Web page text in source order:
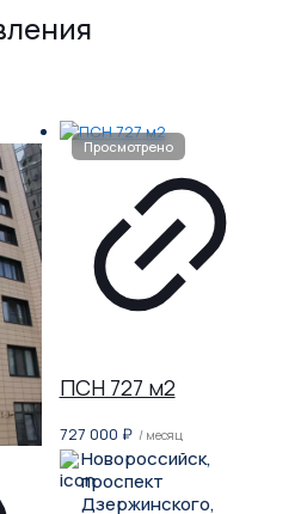
ПСН 727 м2
727 000 ₽ / месяц
Новороссийск,
проспект
Дзержинского,